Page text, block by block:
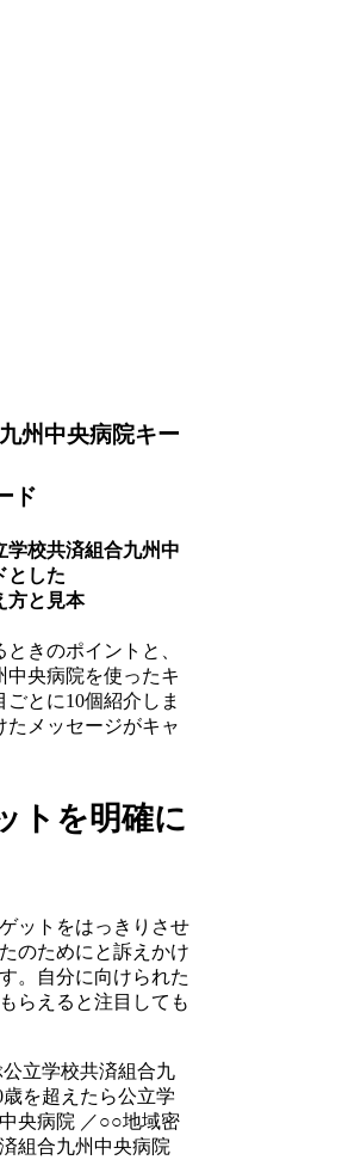
州中央病院キー
ド
学校共済組合九州中
とした
方と見本
きのポイントと、
央病院を使ったキ
とに10個紹介しま
メッセージがキャ
トを明確に
ットをはっきりさせ
のためにと訴えかけ
。自分に向けられた
らえると注目しても
立学校共済組合九
を超えたら公立学
央病院 ／○○地域密
組合九州中央病院